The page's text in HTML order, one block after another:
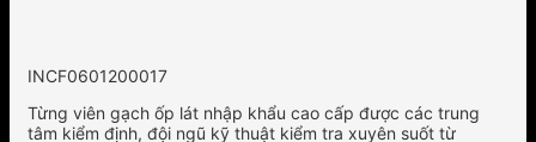
INCF0601200017
Từng viên gạch ốp lát nhập khẩu cao cấp được các trung
tâm kiểm định, đội ngũ kỹ thuật kiểm tra xuyên suốt từ